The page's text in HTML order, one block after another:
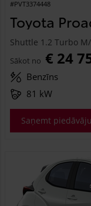
#PVT3374448
Toyota
Shuttle 1.2 Turbo
Sākot no € 24
Benzīns
81 kW
Saņemt